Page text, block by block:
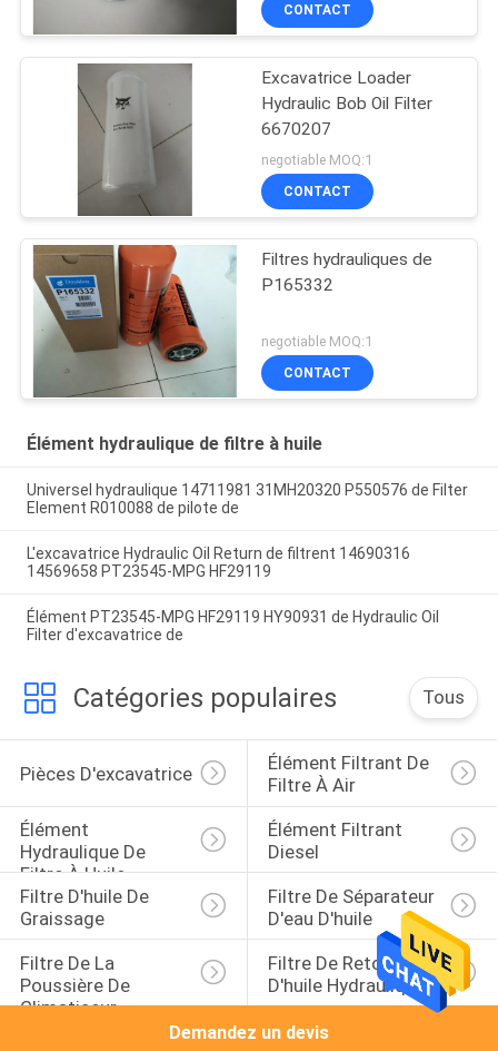
CONTACT
Excavatrice Loader
Hydraulic Bob Oil Filter
6670207
negotiable MOQ:1
CONTACT
Filtres hydrauliques de
P165332
negotiable MOQ:1
CONTACT
Élément hydraulique de filtre à huile
Universel hydraulique 14711981 31MH20320 P550576 de Filter
Element R010088 de pilote de
L'excavatrice Hydraulic Oil Return de filtrent 14690316
14569658 PT23545-MPG HF29119
Élément PT23545-MPG HF29119 HY90931 de Hydraulic Oil
Filter d'excavatrice de
Catégories populaires Tous
Pièces D'excavatrice
Élément Filtrant De
Filtre À Air
Élément
Hydraulique De
Filtre À Huile
Élément Filtrant
Diesel
Filtre D'huile De
Graissage
Filtre De Séparateur
D'eau D'huile
Filtre De La
Poussière De
Climatiseur
Filtre De Retour
D'huile Hydraulique
Demandez un devis